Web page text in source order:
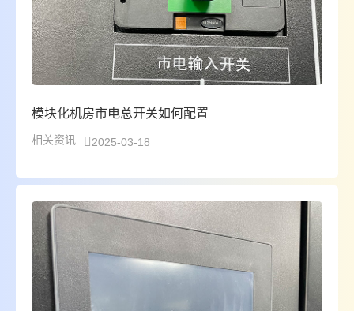
模块化机房市电总开关如何配置
相关资讯 2025-03-18